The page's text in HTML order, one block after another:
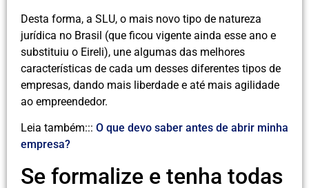
Desta forma, a SLU, o mais novo tipo de natureza
jurídica no Brasil (que ficou vigente ainda esse ano e
substituiu o Eireli), une algumas das melhores
características de cada um desses diferentes tipos de
empresas, dando mais liberdade e até mais agilidade
ao empreendedor.
Leia também::: O que devo saber antes de abrir minha
empresa?
Se formalize e tenha todas